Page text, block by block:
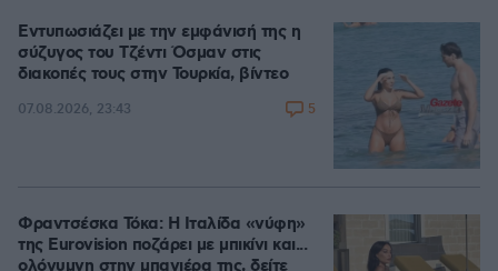
Εντυπωσιάζει με την εμφάνισή της η
σύζυγος του Τζέντι Όσμαν στις
διακοπές τους στην Τουρκία, βίντεο
07.08.2026, 23:43 5
Φραντσέσκα Τόκα: Η Ιταλίδα «νύφη»
της Eurovision ποζάρει με μπικίνι και...
ολόγυμνη στην μπανιέρα της, δείτε